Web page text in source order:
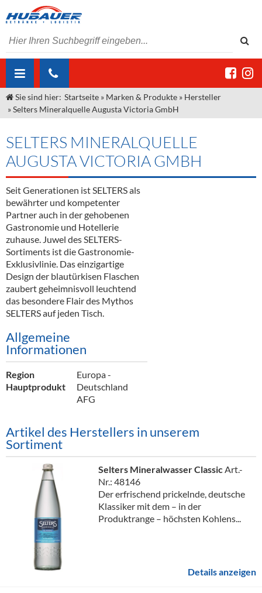
ÜBER UNS
Unser Liefergebiet
Kontakt
Angebote Gastronomie & Großhandel
Gastronomie
Großhandel
"DroughtMaster"
Neuigkeiten
Termine
MARKEN & PRODUKTE
Sirup
Spirituosen
Bier
Alkoholfreie Getränke
Öle & Küchenartikel
Kaffee
Barzubehör
Equipment
Verpackung
Kommisionskauf & Lieferbedingungen
Fremddienstleistungen
Sie sind hier: Startseite » Marken & Produkte » Hersteller
»Selters Mineralquelle Augusta Victoria GmbH
SELTERS MINERALQUELLE
AUGUSTA VICTORIA GMBH
Seit Generationen ist SELTERS als
bewährter und kompetenter
Partner auch in der gehobenen
Gastronomie und Hotellerie
zuhause. Juwel des SELTERS-
Sortiments ist die Gastronomie-
Exklusivlinie. Das einzigartige
Design der blautürkisen Flaschen
zaubert geheimnisvoll leuchtend
das besondere Flair des Mythos
SELTERS auf jeden Tisch.
Allgemeine
Informationen
Region
Europa -
Deutschland
Hauptprodukt
AFG
Artikel des Herstellers in unserem
Sortiment
Selters Mineralwasser ClassicArt.-
Nr.: 48146
Der erfrischend prickelnde, deutsche
Klassiker mit dem – in der
Produktrange – höchsten Kohlens...
Details anzeigen